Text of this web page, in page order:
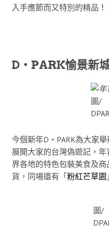
入手應節而又特別的精品！
D‧PARK愉景新城
圖/
今個新年D‧PARK為大家
展開大家的台灣偽遊記，
界各地的特色包裝美食及
貨，同場還有「粉紅芒草園
圖/